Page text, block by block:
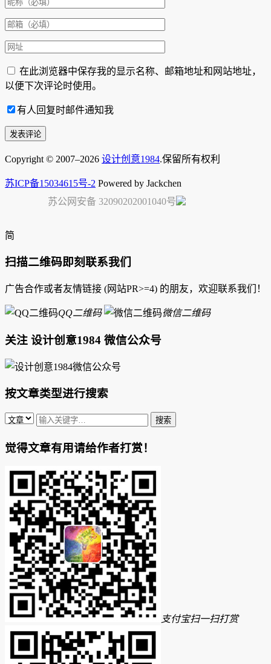
在此浏览器中保存我的显示名称、邮箱地址和网站地址，
以便下次评论时使用。
有人回复时邮件通知我
Copyright © 2007–2026 设计创意1984.保留所有权利
苏ICP备15034615号-2 Powered by Jackchen
苏公网安备 32090202001040号
简
扫描二维码即刻联系我们
广告合作或者友情链接 (网站PR>=4) 的朋友，欢迎联系我们！
QQ二维码 微信二维码
关注 设计创意1984 微信公众号
按文章类型进行搜索
觉得文章有用请给作者打赏！
支付宝扫一扫打赏